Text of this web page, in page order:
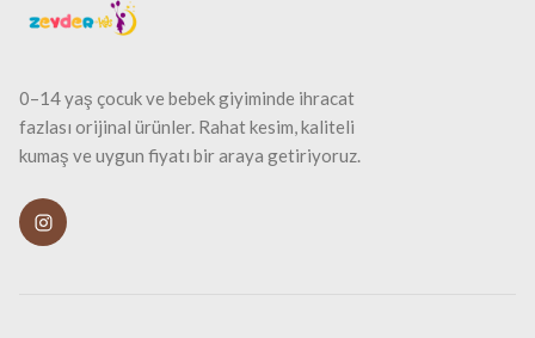
0–14 yaş çocuk ve bebek giyiminde ihracat
fazlası orijinal ürünler. Rahat kesim, kaliteli
kumaş ve uygun fiyatı bir araya getiriyoruz.